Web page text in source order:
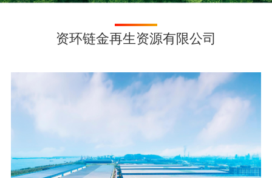
资环链金再生资源有限公司